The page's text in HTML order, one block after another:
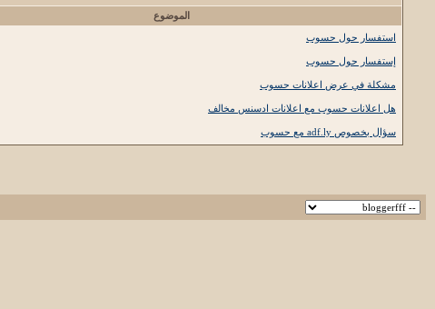
الموضوع
استفسار حول حسوب
إستفسار حول حسوب
مشكلة في عرض اعلانات حسوب
هل اعلانات حسوب مع اعلانات ادسنس مخالف
سؤال بخصوص adf.ly مع حسوب